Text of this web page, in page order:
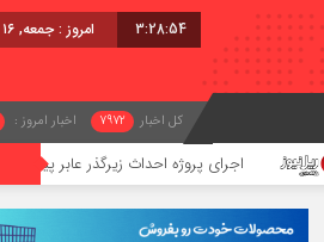
3:28:54 امروز : جمعه, ۱۶ مرداد , ۱۴۰۵
کل اخبار 7972 اخبار امروز :
پروژه احداث زیرگذر عابر پیاده در حریم ریلی قائمشهر